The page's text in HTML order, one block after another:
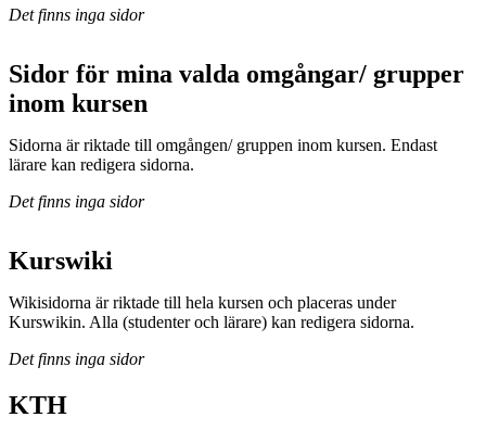
Det finns inga sidor
Sidor för mina valda omgångar/ grupper
inom kursen
Sidorna är riktade till omgången/ gruppen inom kursen. Endast
lärare kan redigera sidorna.
Det finns inga sidor
Kurswiki
Wikisidorna är riktade till hela kursen och placeras under
Kurswikin. Alla (studenter och lärare) kan redigera sidorna.
Det finns inga sidor
KTH